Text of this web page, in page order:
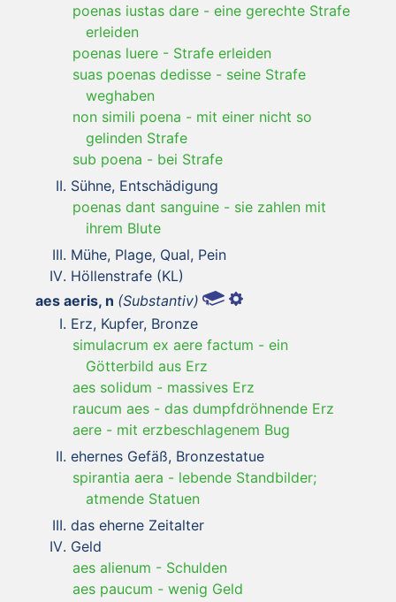
poenas iustas dare - eine gerechte Strafe
erleiden
poenas luere - Strafe erleiden
suas poenas dedisse - seine Strafe
weghaben
non simili poena - mit einer nicht so
gelinden Strafe
sub poena - bei Strafe
Sühne, Entschädigung
poenas dant sanguine - sie zahlen mit
ihrem Blute
Mühe, Plage, Qual, Pein
Höllenstrafe (KL)
aes aeris, n (Substantiv)
Erz, Kupfer, Bronze
simulacrum ex aere factum - ein
Götterbild aus Erz
aes solidum - massives Erz
raucum aes - das dumpfdröhnende Erz
aere - mit erzbeschlagenem Bug
ehernes Gefäß, Bronzestatue
spirantia aera - lebende Standbilder;
atmende Statuen
das eherne Zeitalter
Geld
aes alienum - Schulden
aes paucum - wenig Geld